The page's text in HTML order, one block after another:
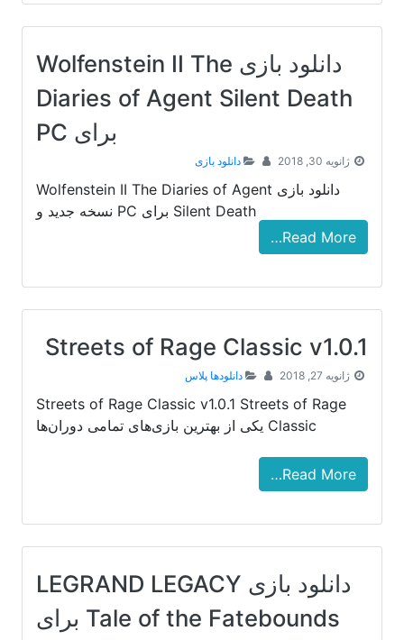
دانلود بازی Wolfenstein II The
Diaries of Agent Silent Death
برای PC
ژانویه 30, 2018 دانلود بازی
دانلود بازی Wolfenstein II The Diaries of Agent
Silent Death برای PC نسخه جدید و
Read More…
Streets of Rage Classic v1.0.1
ژانویه 27, 2018 دانلودها پلاس
Streets of Rage Classic v1.0.1 Streets of Rage
Classic یکی از بهترین بازی‌های تمامی دوران‌ها
Read More…
دانلود بازی LEGRAND LEGACY
Tale of the Fatebounds برای